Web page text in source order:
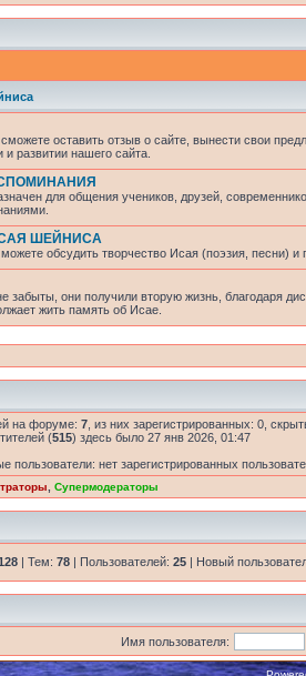
оставить отзыв о сайте, вынести свои
и развитии нашего сайта.
для общения учеников, друзей,
ШЕЙНИСА
обсудить творчество Исая (поэзия, песни) и
забыты, они получили вторую жизнь, благодаря
жить память об Исае.
на форуме: 7 , из них зарегистрированных: 0,
(515) здесь было 27 янв 2026, 01:47
пользователи: нет зарегистрированных
Супермодераторы
| Тем: 78 | Пользователей: 25 | Новый
Имя пользователя: